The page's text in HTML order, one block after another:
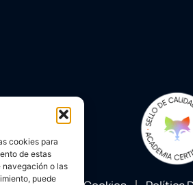
cookies para
de estas
navegación o las
puede